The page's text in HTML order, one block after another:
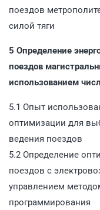
поездов
силой тяги
5 Определение
поездов
использованием
5.1 Опыт
оптимизации для
ведения поездов
5.2 Определение
поездов с
управлением
программирования